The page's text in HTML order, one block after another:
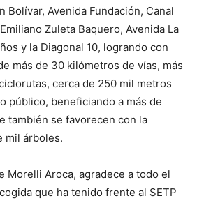
Bolívar, Avenida Fundación, Canal
Zuleta Baquero, Avenida La
y la Diagonal 10, logrando con
más de 30 kilómetros de vías, más
cerca de 250 mil metros
público, beneficiando a más de
también se favorecen con la
mil árboles.
Morelli Aroca, agradece a todo el
que ha tenido frente al SETP